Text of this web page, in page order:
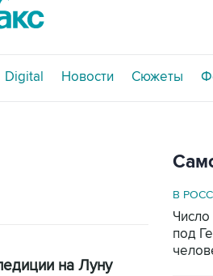
Digital Новости Сюжеты
на Луну
В
под